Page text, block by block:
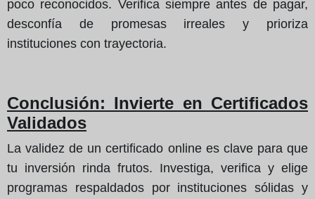
poco reconocidos. Verifica siempre antes de pagar,
desconfía de promesas irreales y prioriza
instituciones con trayectoria.
Conclusión: Invierte en Certificados
Validados
La validez de un certificado online es clave para que
tu inversión rinda frutos. Investiga, verifica y elige
programas respaldados por instituciones sólidas y